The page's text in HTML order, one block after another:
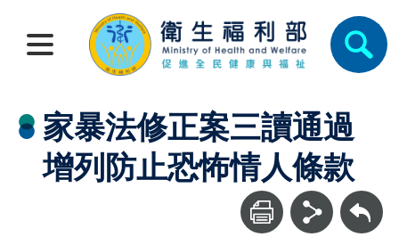
家暴法修正案三讀通過
增列防止恐怖情人條款
回上一頁